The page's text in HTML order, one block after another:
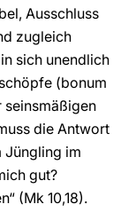
Ausschluss
zugleich
sich unendlich
(bonum
seinsmäßigen
die Antwort
Jüngling im
gut?
(Mk 10,18).